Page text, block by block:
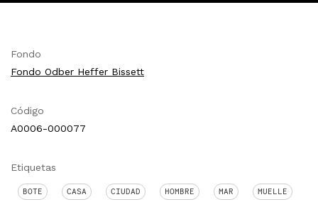
Fondo
Fondo Odber Heffer Bissett
Código
A0006-000077
Etiquetas
BOTE CASA CIUDAD HOMBRE MAR MUELLE